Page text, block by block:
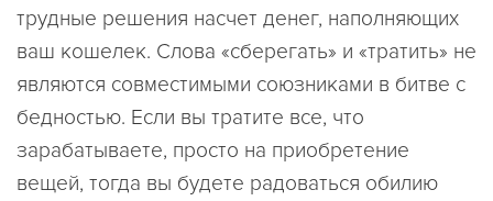
трудные решения насчет денег, наполняющих
ваш кошелек. Слова «сберегать» и «тратить» не
являются совместимыми союзниками в битве с
бедностью. Если вы тратите все, что
зарабатываете, просто на приобретение
вещей, тогда вы будете радоваться обилию